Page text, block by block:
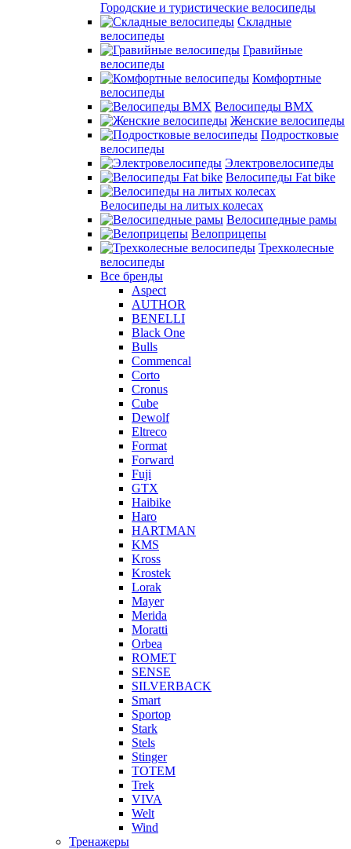
Городские и туристические велосипеды
Складные
велосипеды
Гравийные
велосипеды
Комфортные
велосипеды
Велосипеды BMX
Женские велосипеды
Подростковые
велосипеды
Электровелосипеды
Велосипеды Fat bike
Велосипеды на литых колесах
Велосипедные рамы
Велоприцепы
Трехколесные
велосипеды
Все бренды
Aspect
AUTHOR
BENELLI
Black One
Bulls
Commencal
Corto
Cronus
Cube
Dewolf
Eltreco
Format
Forward
Fuji
GTX
Haibike
Haro
HARTMAN
KMS
Kross
Krostek
Lorak
Mayer
Merida
Moratti
Orbea
ROMET
SENSE
SILVERBACK
Smart
Sportop
Stark
Stels
Stinger
TOTEM
Trek
VIVA
Welt
Wind
Тренажеры